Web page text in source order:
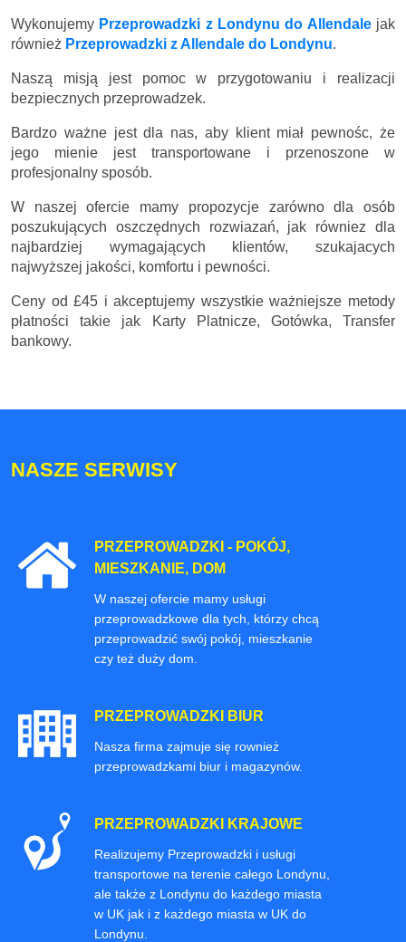
Wykonujemy Przeprowadzki z Londynu do Allendalejak
również Przeprowadzki z Allendale do Londynu.
Naszą misją jest pomoc w przygotowaniu i realizacji
bezpiecznych przeprowadzek.
Bardzo ważne jest dla nas, aby klient miał pewnośc, że
jego mienie jest transportowane i przenoszone w
profesjonalny sposób.
W naszej ofercie mamy propozycje zarówno dla osób
poszukujących oszczędnych rozwiazań, jak równiez dla
najbardziej wymagających klientów, szukajacych
najwyższej jakości, komfortu i pewności.
Ceny od £45 i akceptujemy wszystkie ważniejsze metody
płatności takie jak Karty Platnicze, Gotówka, Transfer
bankowy.
NASZE SERWISY
PRZEPROWADZKI - POKÓJ,
MIESZKANIE, DOM
W naszej ofercie mamy usługi
przeprowadzkowe dla tych, którzy chcą
przeprowadzić swój pokój, mieszkanie
czy też duży dom.
PRZEPROWADZKI BIUR
Nasza firma zajmuje się rownież
przeprowadzkami biur i magazynów.
PRZEPROWADZKI KRAJOWE
Realizujemy Przeprowadzki i usługi
transportowe na terenie całego Londynu,
ale także z Londynu do każdego miasta
w UK jak i z każdego miasta w UK do
Londynu.